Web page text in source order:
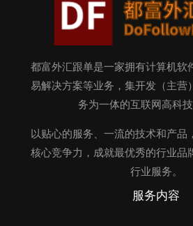
都富外汇跟单是一家拥有计算机软
易解决方案等业务，集开发（主营
务为一体的互联网高科技
以贴心的服务、一流的技术和产品
核心竞争力，成就最优秀的行业品
行业服务。
服务内容